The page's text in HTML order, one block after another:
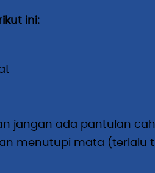
ini:
jangan ada pantulan
menutupi mata (terlalu